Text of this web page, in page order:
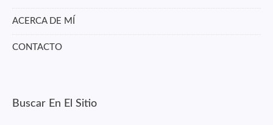
ACERCA DE MÍ
CONTACTO
Buscar En El Sitio